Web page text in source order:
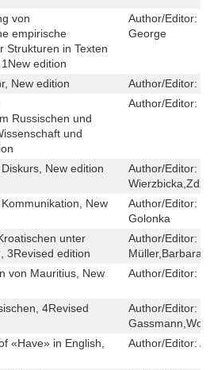
von
empirische
Strukturen in Texten
edition
Author/Editor:
George
New edition Author/Editor:
Russischen und
und
Author/Editor:
New edition Author/Editor:
New
Author/Editor:
Golonka
unter
3Revised edition
Author/Editor:
Müller,Barbara
von Mauritius, New
Author/Editor:
4Revised
Author/Editor:
«Have» in English,
Author/Editor: